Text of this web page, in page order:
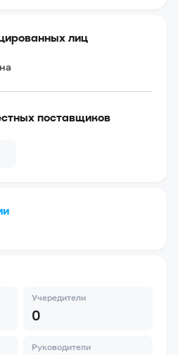
лиц
поставщиков
Учередители
0
Руководители